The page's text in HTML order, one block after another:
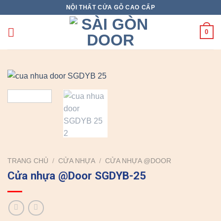
content
NỘI THẤT CỬA GỖ CAO CẤP
0
TRANG CHỦ / CỬA NHỰA / CỬA NHỰA @DOOR
Cửa nhựa @Door SGDYB-25